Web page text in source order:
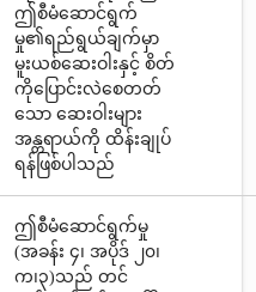
ဤစီမံဆောင်ရွက်
မှု၏ရည်ရွယ်ချက်မှာ
မူးယစ်ဆေးဝါးနှင့် စိတ်
ကိုပြောင်းလဲစေတတ်
သော ဆေးဝါးများ
အန္တရာယ်ကို ထိန်းချုပ်
ရန်ဖြစ်ပါသည်
ဤစီမံဆောင်ရွက်မှု
(အခန်း ၄၊ အပိုဒ် ၂၀၊
က၊၃)သည် တင်